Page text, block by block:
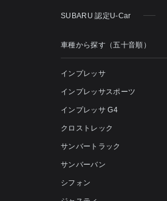
SUBARU 認定U-Car
車種から探す（五十音順）
インプレッサ
インプレッサスポーツ
インプレッサ G4
クロストレック
サンバートラック
サンバーバン
シフォン